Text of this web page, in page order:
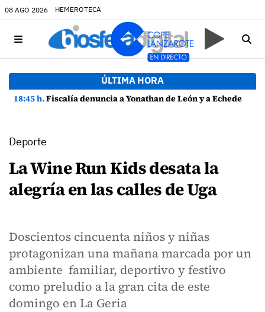
08 AGO 2026 HEMEROTECA
ÚLTIMA HORA
18:45 h.Fiscalía denuncia a Yonathan de León y a Echedey Eugenio por presuntas anomalías en contratos festivos
Deporte
La Wine Run Kids desata la
alegría en las calles de Uga
Doscientos cincuenta niños y niñas
protagonizan una mañana marcada por un
ambiente familiar, deportivo y festivo
como preludio a la gran cita de este
domingo en La Geria